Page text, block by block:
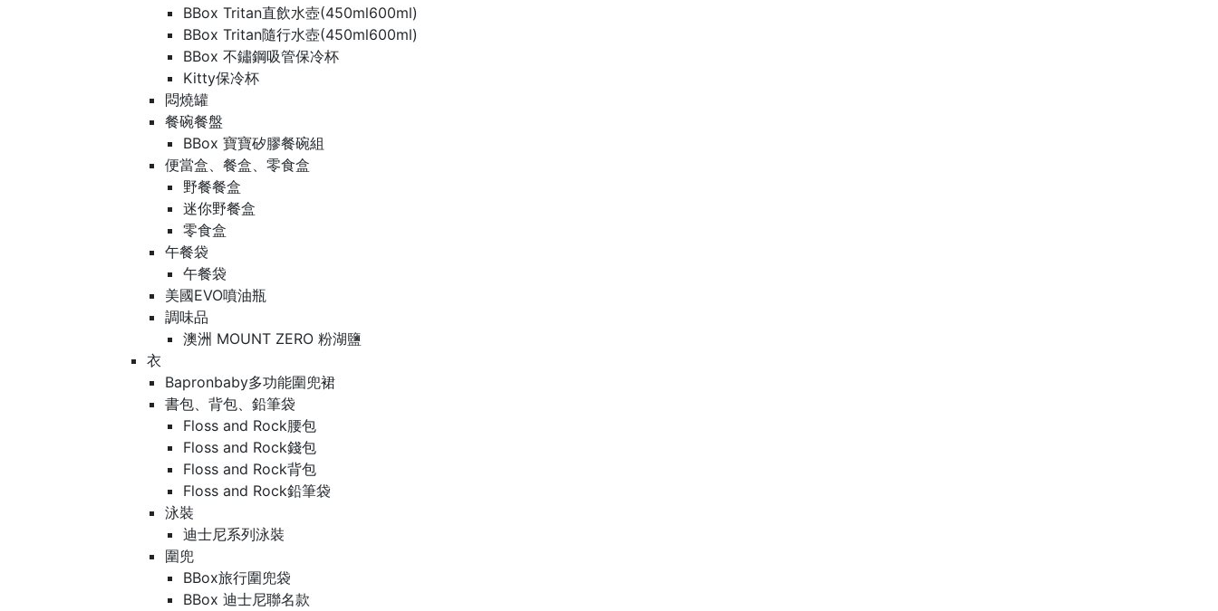
BBox Tritan直飲水壺(450ml600ml)
BBox Tritan隨行水壺(450ml600ml)
BBox 不鏽鋼吸管保冷杯
Kitty保冷杯
悶燒罐
餐碗餐盤
BBox 寶寶矽膠餐碗組
便當盒、餐盒、零食盒
野餐餐盒
迷你野餐盒
零食盒
午餐袋
午餐袋
美國EVO噴油瓶
調味品
澳洲 MOUNT ZERO 粉湖鹽
衣
Bapronbaby多功能圍兜裙
書包、背包、鉛筆袋
Floss and Rock腰包
Floss and Rock錢包
Floss and Rock背包
Floss and Rock鉛筆袋
泳裝
迪士尼系列泳裝
圍兜
BBox旅行圍兜袋
BBox 迪士尼聯名款